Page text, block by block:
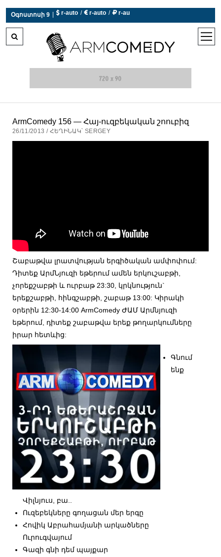
Օգոստոսի 9
 r-auto /  r-auto /  r-au
0°C  Եղանակն այսօր չի աշխատում
open
ArmComedy 156 — Հայ-ուզբեկական շոուբիզ
26/11/2013 / ՀԵՂԻՆԱԿ՝ SERGEY
Շաբաթվա լրատվության երգիծական ամփոփում:
Դիտեք ԱրմՆյուզի եթերում ամեն երկուշաբթի,
չորեքշաբթի և ուրբաթ 23:30, կրկնություն`
երեքշաբթի, հինգշաբթի, շաբաթ 13:00: Կիրակի
օրերին 12:30-14:00 ArmComedy ԺԱՄ Արմնյուզի
եթերում, դիտեք շաբաթվա երեք թողարկումները
իրար հետևից:
Գնում
ենք
Վիլնյուս, բա..
Ուզեբեկները գողացան մեր երգը
Հովիկ Աբրահամյանի արկածները
Ուրուգվայում
Գազի գնի դեմ պայքար